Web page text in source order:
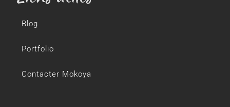
Blog
Portfolio
Contacter Mokoya